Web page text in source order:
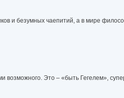
и безумных чаепитий, а в мире
возможного. Это – «быть Гегелем»,